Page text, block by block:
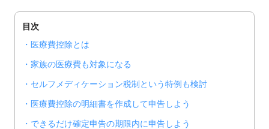
目次
医療費控除とは
家族の医療費も対象になる
セルフメディケーション税制という特例も検討
医療費控除の明細書を作成して申告しよう
できるだけ確定申告の期限内に申告しよう